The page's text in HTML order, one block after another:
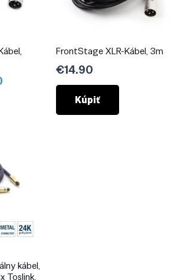
FrontStage XLR-Kábel, 3m
€14.90
Kúpiť
kábel,
Toslink,